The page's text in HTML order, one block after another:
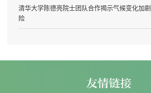
清华大学陈德亮院士团队合作揭示气候变化加
险